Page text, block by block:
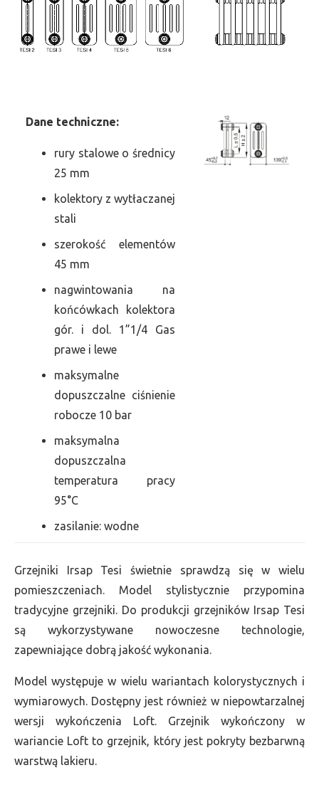
Dane techniczne:
rury stalowe o średnicy
25 mm
kolektory z wytłaczanej
stali
szerokość elementów
45 mm
nagwintowania na
końcówkach kolektora
gór. i dol. 1”1/4 Gas
prawe i lewe
maksymalne
dopuszczalne ciśnienie
robocze 10 bar
maksymalna
dopuszczalna
temperatura pracy
95°C
zasilanie: wodne
Grzejniki Irsap Tesi świetnie sprawdzą się w wielu
pomieszczeniach. Model stylistycznie przypomina
tradycyjne grzejniki. Do produkcji grzejników Irsap Tesi
są wykorzystywane nowoczesne technologie,
zapewniające dobrą jakość wykonania.
Model występuje w wielu wariantach kolorystycznych i
wymiarowych. Dostępny jest również w niepowtarzalnej
wersji wykończenia Loft. Grzejnik wykończony w
wariancie Loft to grzejnik, który jest pokryty bezbarwną
warstwą lakieru.